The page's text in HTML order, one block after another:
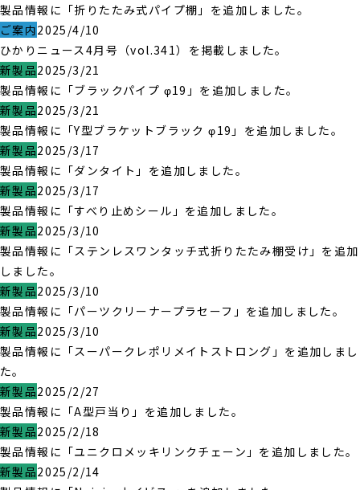
製品情報に「折りたたみ式パイプ棚」を追加しました。
ご案内2025/4/10
ひかりニュース4月号（vol.341）を掲載しました。
新製品2025/3/21
製品情報に「ブラックパイプ φ19」を追加しました。
新製品2025/3/21
製品情報に「Y型ブラケットブラック φ19」を追加しました。
新製品2025/3/17
製品情報に「ダンタイト」を追加しました。
新製品2025/3/17
製品情報に「すべり止めシール」を追加しました。
新製品2025/3/10
製品情報に「ステンレスワンタッチ式折りたたみ棚受け」を追加
しました。
新製品2025/3/10
製品情報に「パーツクリーナープラセーフ」を追加しました。
新製品2025/3/10
製品情報に「スーパークレポリメイトストロング」を追加しまし
た。
新製品2025/2/27
製品情報に「A型戸当り」を追加しました。
新製品2025/2/18
製品情報に「ユニクロメッキリンクチェーン」を追加しました。
新製品2025/2/14